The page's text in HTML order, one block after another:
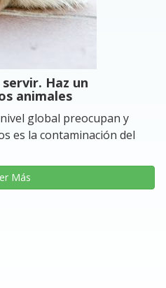
Haz un
animales
global preocupan y
es la contaminación del
Más